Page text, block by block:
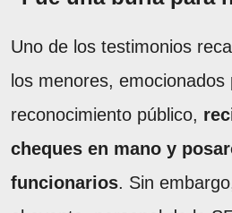
Uno de los testimonios
los menores, emocionados
reconocimiento público,
cheques en mano y
funcionarios. Sin